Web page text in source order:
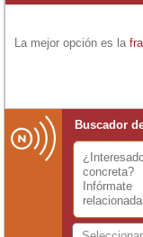
La mejor opción es la
Buscador
concreta?